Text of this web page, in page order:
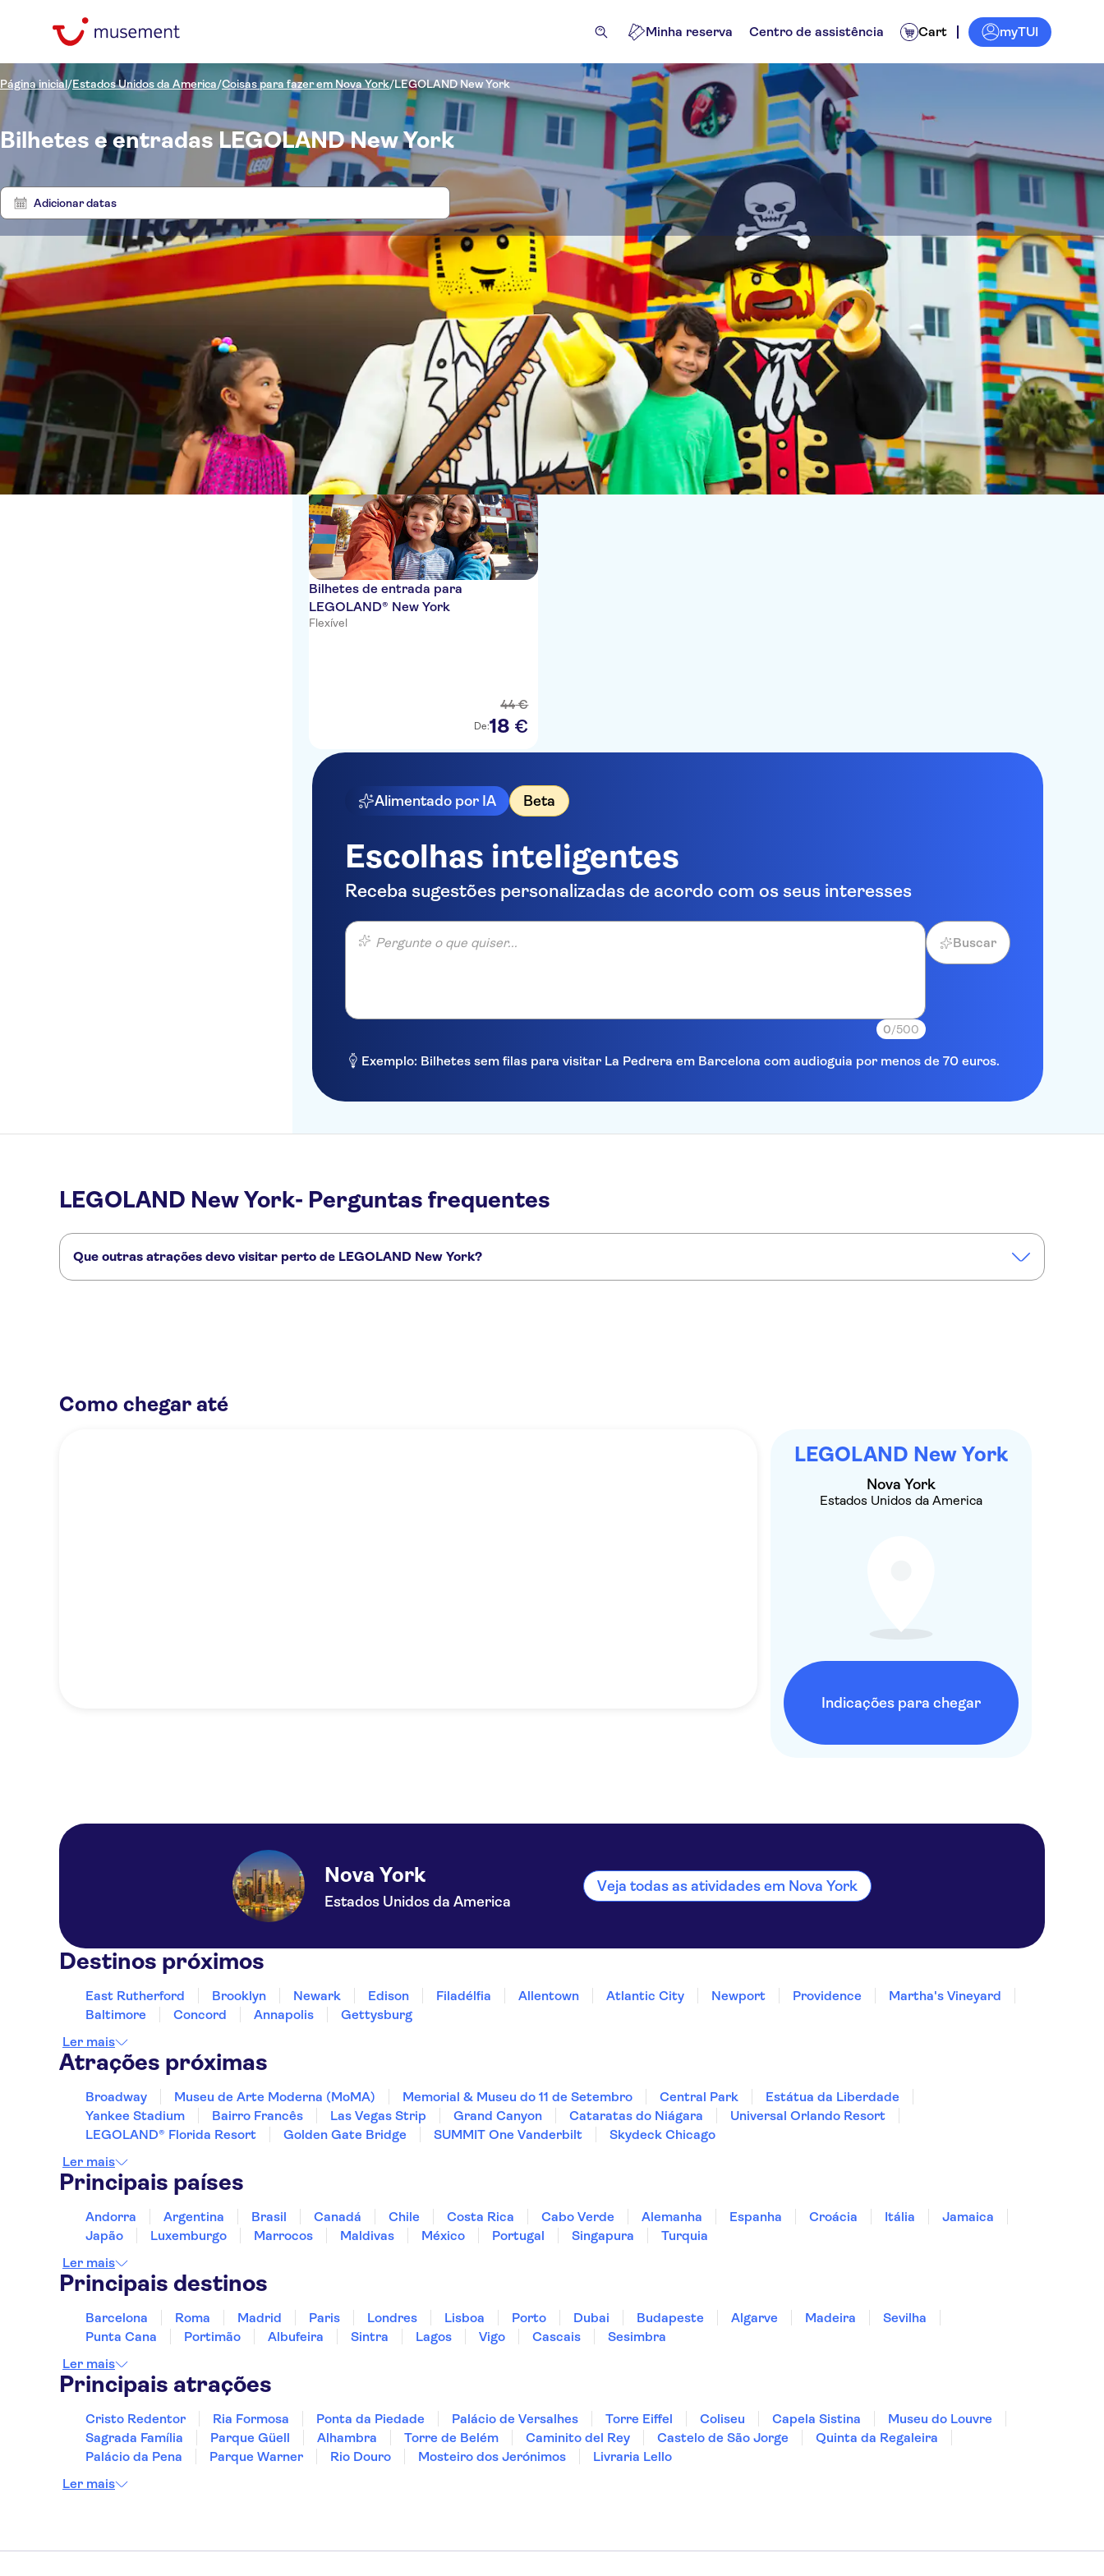
Minha reserva Centro de assistência Cart myTUI
Página inicial/Estados Unidos da America/Coisas para fazer em Nova York/LEGOLAND New York
Bilhetes e entradas LEGOLAND New York
Adicionar datas
Preço (por adulto)
Mín. €
Hotel pickup
Opções de ingressos
Confirmação instantânea
Categorias
Bilhetes e eventos
Parques temáticos
Tours e bilhetes para LEGOLAND New York
Bilhetes e eventos
1 Experiências
Bilhetes de entrada para
LEGOLAND® New York
Flexível
44 €
De:18 €
Alimentado por IA Beta
Escolhas inteligentes
Receba sugestões personalizadas de acordo com os seus interesses
Pergunte o que quiser...
0/500
Buscar
Exemplo: Bilhetes sem filas para visitar La Pedrera em Barcelona com audioguia por menos de 70 euros.
LEGOLAND New York- Perguntas frequentes
Que outras atrações devo visitar perto de LEGOLAND New York?
Como chegar até
LEGOLAND New York
Nova York
Estados Unidos da America
Indicações para chegar
Nova York
Estados Unidos da America
Veja todas as atividades em Nova York
Destinos próximos
East Rutherford Brooklyn Newark Edison Filadélfia Allentown Atlantic City Newport Providence
Martha's Vineyard
Baltimore
Concord Annapolis
Gettysburg
Ler mais
Atrações próximas
Broadway Museu de Arte Moderna (MoMA) Memorial & Museu do 11 de Setembro Central Park
Estátua da Liberdade
Yankee Stadium
Bairro Francês Las Vegas Strip Grand Canyon Cataratas do Niágara
Universal Orlando Resort
LEGOLAND® Florida Resort
Golden Gate Bridge SUMMIT One Vanderbilt
Skydeck Chicago
Ler mais
Principais países
Andorra Argentina Brasil Canadá Chile Costa Rica Cabo Verde Alemanha Espanha Croácia Itália
Jamaica
Japão
Luxemburgo Marrocos Maldivas México Portugal Singapura
Turquia
Ler mais
Principais destinos
Barcelona Roma Madrid Paris Londres Lisboa Porto Dubai Budapeste Algarve Madeira
Sevilha
Punta Cana
Portimão Albufeira Sintra Lagos Vigo Cascais
Sesimbra
Ler mais
Principais atrações
Cristo Redentor Ria Formosa Ponta da Piedade Palácio de Versalhes Torre Eiffel Coliseu Capela Sistina
Museu do Louvre
Sagrada Família
Parque Güell Alhambra Torre de Belém Caminito del Rey Castelo de São Jorge
Quinta da Regaleira
Palácio da Pena
Parque Warner Rio Douro Mosteiro dos Jerónimos
Livraria Lello
Ler mais